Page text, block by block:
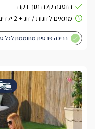
בריכה פרטית מחוממת לכל